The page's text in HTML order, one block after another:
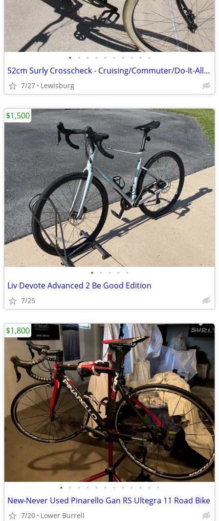
• • • • • • • • • •
52cm Surly Crosscheck - Cruising/Commuter/Do-It-All Bike
7/27 Lewisburg
• • • • •
Liv Devote Advanced 2 Be Good Edition
7/25
$1,500
• • • • • • • • • • • •
New-Never Used Pinarello Gan RS Ultegra 11 Road Bike
7/20 Lower Burrell
$1,800